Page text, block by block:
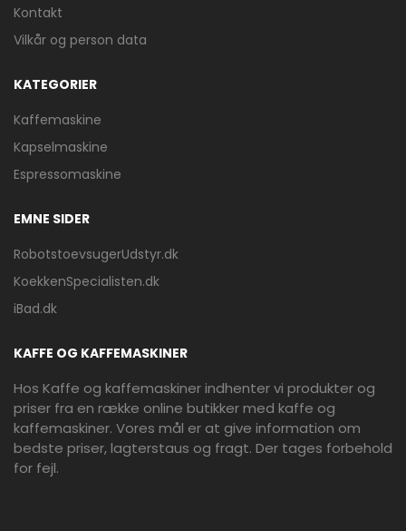
Kontakt
Vilkår og person data
KATEGORIER
Kaffemaskine
Kapselmaskine
Espressomaskine
EMNE SIDER
RobotstoevsugerUdstyr.dk
KoekkenSpecialisten.dk
iBad.dk
KAFFE OG KAFFEMASKINER
Hos Kaffe og kaffemaskiner indhenter vi produkter og
priser fra en række online butikker med kaffe og
kaffemaskiner. Vores mål er at give information om
bedste priser, lagterstaus og fragt. Der tages forbehold
for fejl.